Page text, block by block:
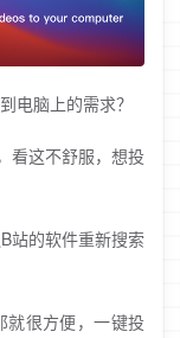
电脑上的需求？
看这不舒服，想投
站的软件重新搜索
就很方便，一键投